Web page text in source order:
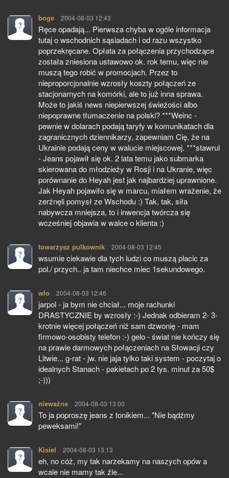
boge pisze:
2004-08-03 12:43
Ręce opadają... Pierwsza chyba w ogóle informacja
tutaj o wschodnich sąsiadach i od razu wszystko
poprzekręcane. Opłata za połączenia przychodzące
została zniesiona ustawowo ok. rok temu, więc nie
muszą tego robić w promocjach. Przez to
nieproporcjonalnie wzrosły koszty połączeń ze
stacjonarnych na komórki, ale to już inna sprawa.
Może to jakiś news niepierwszej świeżości albo
niepoprawne tłumaczenie na polski? ***Weinc -
pewnie w dolarach podają taryfy w komunikatach dla
zagranicznych dziennikarzy, zapewniam Cię, że na
Ukrainie podają ceny w walucie miejscowej. ***stawrul
- Jeans pojawił się ok. 2 lata temu jako submarka
skierowana do młodzieży w Rosji i na Ukranie, więc
porównanie do Heyah jest jak najbardziej uprawnione.
Jak Heyah pojawiło się w marcu, miałem wrażenie, że
zerżnęli pomysł ze Wschodu :) Tak, tak, siła
nabywcza mniejsza, to i inwencja twórcza się
wcześniej objawia w walce o klienta :)
towarzysz pulkownik pisze:
2004-08-03 12:45
wsumie ciekawie dla tych ludzi co muszą placic za
pol./ przych.. ja tam niechce miec 1sekundowego.
wlo pisze:
2004-08-03 12:46
jarpol - ja bym nie chciał... moje rachunki
DRASTYCZNIE by wzrosły :-) Jednak odbieram 2- 3-
krotnie więcej połączeń niż sam dzwonię - mam
firmowo-osobisty telefon :-) gelo - świat nie kończy się
na prawie darmowych połączeniach na Słowacji czy
Litwie... g-rat - jw. nie jaja tylko taki system - poczytaj o
idealnych Stanach - pakietach po 2 tys. minut za 50$
;-)))
nieważne pisze:
2004-08-03 13:00
To ja poproszę jeans z tonikiem... "Nie bądźmy
peweksami!"
Kisiel pisze:
2004-08-03 13:13
eh, no cóż, my tak narzekamy na naszych opów a
wcale nie mamy tak źle...